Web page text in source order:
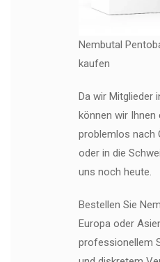
Nembutal
kaufen
Da wir Mitglieder
können wir
problemlos nach
oder in die
uns noch heute.
Bestellen Sie
Europa oder
professionellem